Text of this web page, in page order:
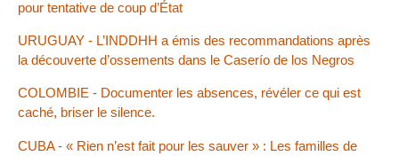
pour tentative de coup d’État
URUGUAY - L’INDDHH a émis des recommandations après
la découverte d’ossements dans le Caserío de los Negros
COLOMBIE - Documenter les absences, révéler ce qui est
caché, briser le silence.
CUBA - « Rien n’est fait pour les sauver » : Les familles de